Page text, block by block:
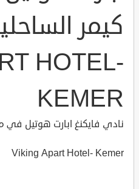
HOTEL-
KEMER
نادي فايكنغ ابارت هوتيل في
Viking Apart Hotel- Kemer